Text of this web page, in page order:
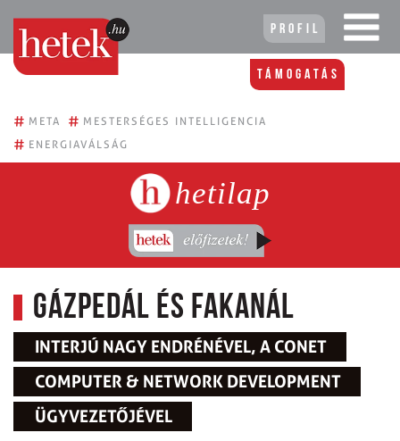
Profil
Támogatás
# META # MESTERSÉGES INTELLIGENCIA
# ENERGIAVÁLSÁG
hetilap
Gázpedál és fakanál
INTERJÚ NAGY ENDRÉNÉVEL, A CONET
COMPUTER & NETWORK DEVELOPMENT
ÜGYVEZETŐJÉVEL